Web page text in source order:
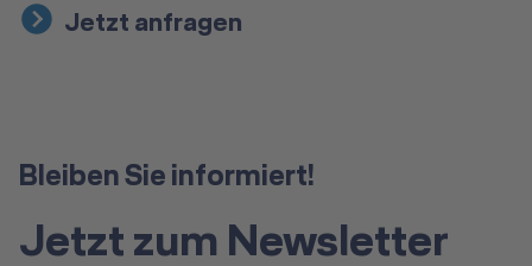
Jetzt anfragen
Bleiben Sie informiert!
Jetzt zum Newsletter